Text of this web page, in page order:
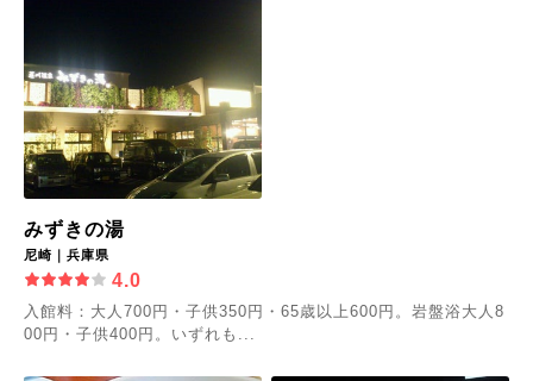
みずきの湯
尼崎｜兵庫県
4.0
入館料：大人700円・子供350円・65歳以上600円。岩盤浴大人8
00円・子供400円。いずれも...